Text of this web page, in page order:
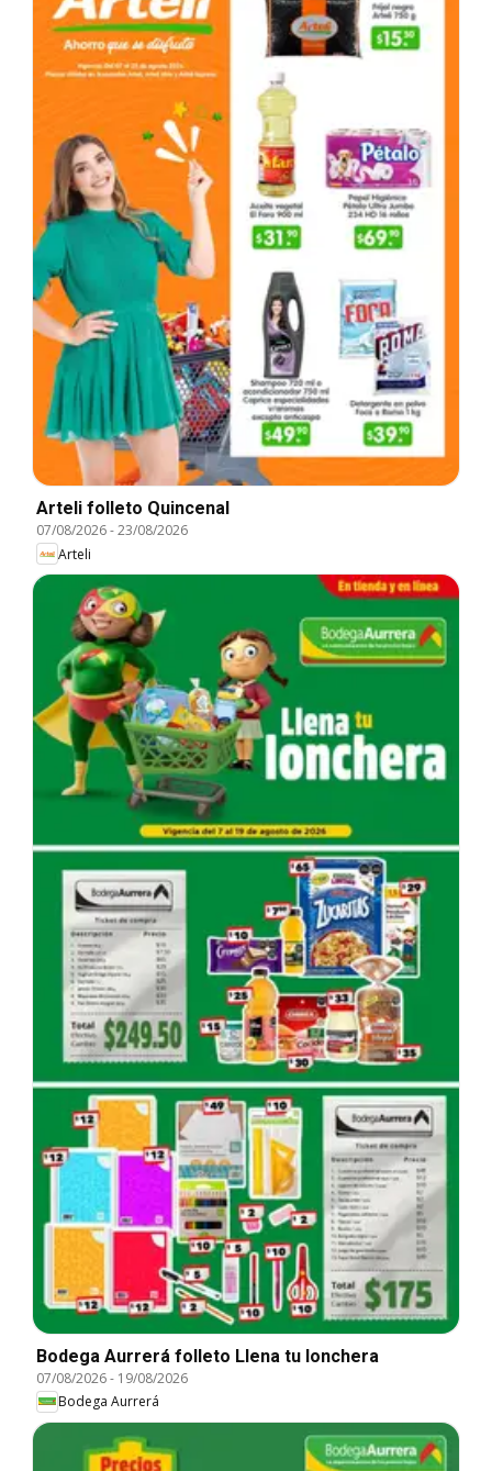
Arteli folleto Quincenal
07/08/2026-23/08/2026
Arteli
Bodega Aurrerá folleto Llena tu lonchera
07/08/2026- 19/08/2026
Bodega Aurrerá